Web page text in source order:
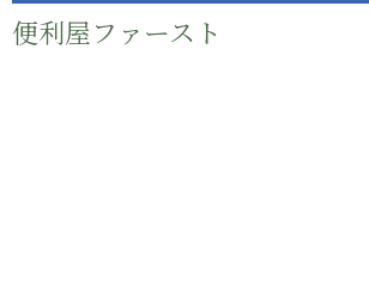
便利屋ファースト